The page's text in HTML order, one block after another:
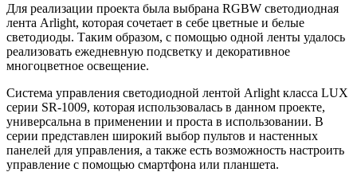
Для реализации проекта была выбрана RGBW светодиодная
лента Arlight, которая сочетает в себе цветные и белые
светодиоды. Таким образом, с помощью одной ленты удалось
реализовать ежедневную подсветку и декоративное
многоцветное освещение.
Система управления светодиодной лентой Arlight класса LUX
серии SR-1009, которая использовалась в данном проекте,
универсальна в применении и проста в использовании. В
серии представлен широкий выбор пультов и настенных
панелей для управления, а также есть возможность настроить
управление с помощью смартфона или планшета.